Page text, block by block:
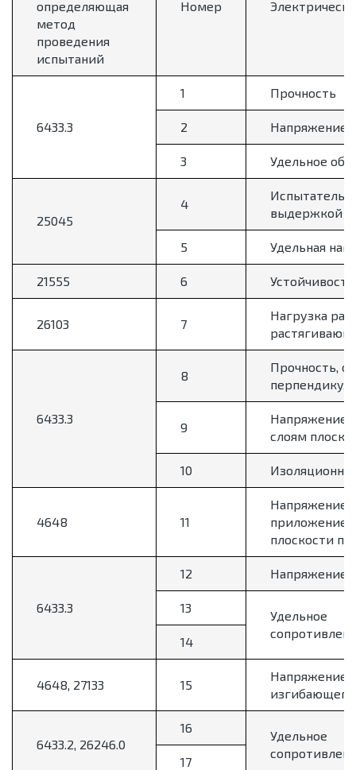
определяющая
метод
проведения
испытаний
Номер
6433.3
1 Прочность
2 Напряжение
3 Удельное
25045
4
выдержкой
5 Удельная
21555 6
26103 7
Нагрузка
6433.3
8
Прочность,
9
Напряжение
слоям
10
4648 11
Напряжение
плоскости
6433.3
12 Напряжение
13
Удельное
14
4648, 27133 15
Напряжение
6433.2, 26246.0
16
Удельное
17